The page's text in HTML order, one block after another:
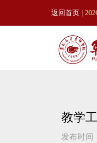
返回首页 |
教学
发布时间